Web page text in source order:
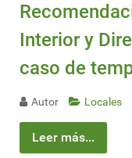
Interior y
caso de
Autor Locales
Leer más...